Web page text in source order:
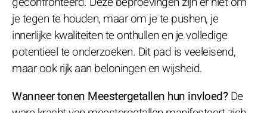
je tegen te houden, maar om je te pushen, je
innerlijke kwaliteiten te onthullen en je volledige
potentieel te onderzoeken. Dit pad is veeleisend,
maar ook rijk aan beloningen en wijsheid.
Wanneer tonen Meestergetallen hun invloed?De